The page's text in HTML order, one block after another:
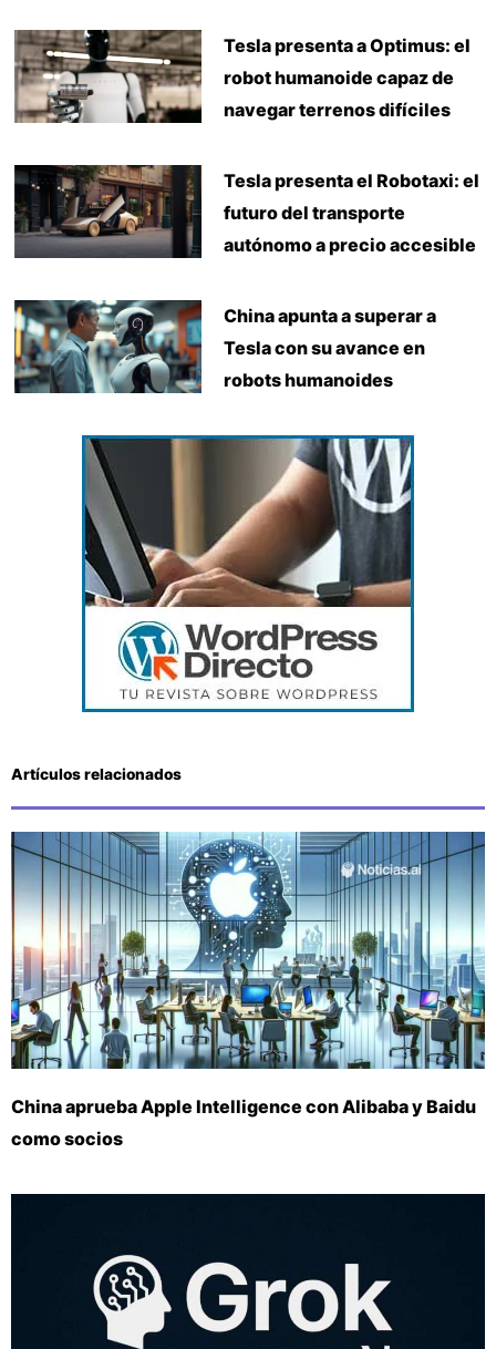
Tesla presenta a Optimus: el
robot humanoide capaz de
navegar terrenos difíciles
Tesla presenta el Robotaxi: el
futuro del transporte
autónomo a precio accesible
China apunta a superar a
Tesla con su avance en
robots humanoides
Artículos relacionados
China aprueba Apple Intelligence con Alibaba y Baidu
como socios